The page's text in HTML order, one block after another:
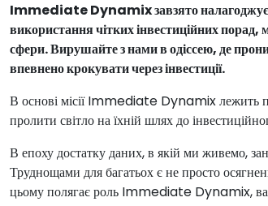
Immediate Dynamix завзято налагоджує
використання чітких інвестиційних
сфери. Вирушайте з нами в одіссею, де
впевнено крокувати через інвестиції.
В основі місії Immediate Dynamix лежить
пролити світло на їхній шлях до
В епоху достатку даних, в якій ми живемо,
Труднощами для багатьох є не просто
цьому полягає роль Immediate Dynamix,